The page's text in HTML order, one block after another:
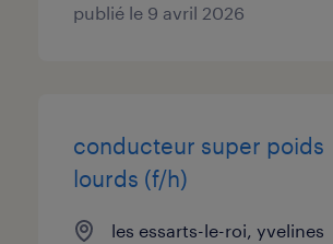
publié le 9 avril 2026
conducteur super poids
lourds (f/h)
les essarts-le-roi, yvelines